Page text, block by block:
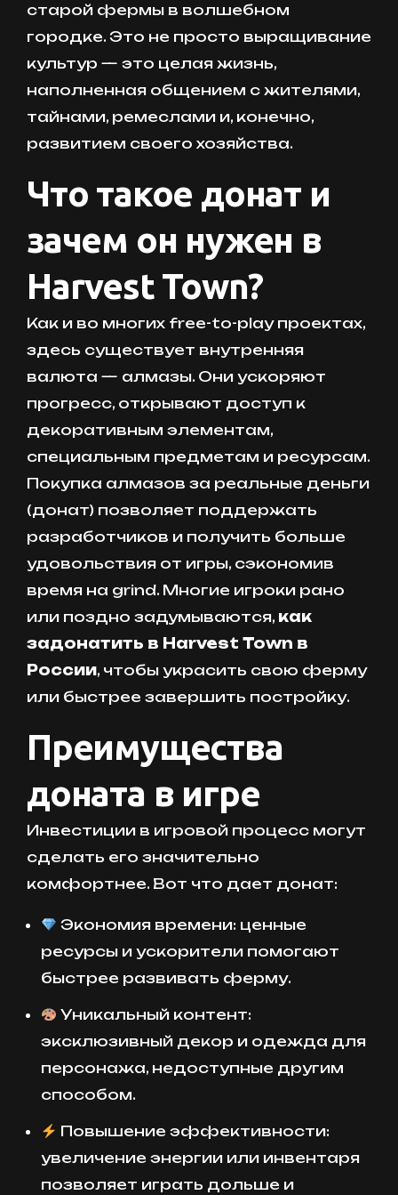
старой фермы в волшебном
городке. Это не просто выращивание
культур — это целая жизнь,
наполненная общением с жителями,
тайнами, ремеслами и, конечно,
развитием своего хозяйства.
Что такое донат и
зачем он нужен в
Harvest Town?
Как и во многих free-to-play проектах,
здесь существует внутренняя
валюта — алмазы. Они ускоряют
прогресс, открывают доступ к
декоративным элементам,
специальным предметам и ресурсам.
Покупка алмазов за реальные деньги
(донат) позволяет поддержать
разработчиков и получить больше
удовольствия от игры, сэкономив
время на grind. Многие игроки рано
или поздно задумываются, как
задонатить в Harvest Town в
России, чтобы украсить свою ферму
или быстрее завершить постройку.
Преимущества
доната в игре
Инвестиции в игровой процесс могут
сделать его значительно
комфортнее. Вот что дает донат:
Экономия времени: ценные
ресурсы и ускорители помогают
быстрее развивать ферму.
Уникальный контент:
эксклюзивный декор и одежда для
персонажа, недоступные другим
способом.
Повышение эффективности:
увеличение энергии или инвентаря
позволяет играть дольше и